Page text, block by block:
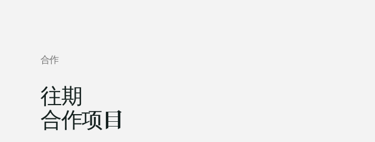
合作
往期
合作项目